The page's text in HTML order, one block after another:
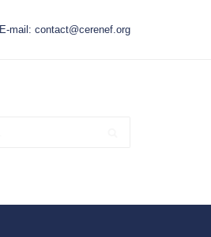
E-mail: contact@cerenef.org